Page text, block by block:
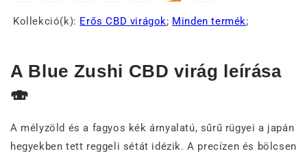
Kollekció(k): Erős CBD virágok; Minden termék;
A Blue Zushi CBD virág leírása
🍣
A mélyzöld és a fagyos kék árnyalatú, sűrű rügyei a japán
hegyekben tett reggeli sétát idézik. A precízen és bölcsen